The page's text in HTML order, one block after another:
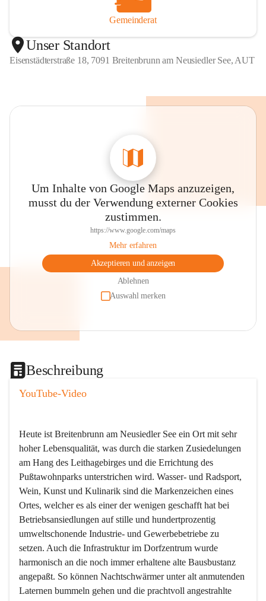
Gemeinderat
Unser Standort
Eisenstädterstraße 18, 7091 Breitenbrunn am Neusiedler See, AUT
Um Inhalte von Google Maps anzuzeigen,
musst du der Verwendung externer Cookies
zustimmen.
https://www.google.com/maps
Mehr erfahren
Akzeptieren und anzeigen
Ablehnen
Auswahl merken
Beschreibung
YouTube-Video
Heute ist Breitenbrunn am Neusiedler See ein Ort mit sehr
hoher Lebensqualität, was durch die starken Zusiedelungen
am Hang des Leithagebirges und die Errichtung des
Pußtawohnparks unterstrichen wird. Wasser- und Radsport,
Wein, Kunst und Kulinarik sind die Markenzeichen eines
Ortes, welcher es als einer der wenigen geschafft hat bei
Betriebsansiedlungen auf stille und hundertprozentig
umweltschonende Industrie- und Gewerbebetriebe zu
setzen. Auch die Infrastruktur im Dorfzentrum wurde
harmonisch an die noch immer erhaltene alte Bausbustanz
angepaßt. So können Nachtschwärmer unter alt anmutenden
Laternen bummeln gehen und die prachtvoll angestrahlte